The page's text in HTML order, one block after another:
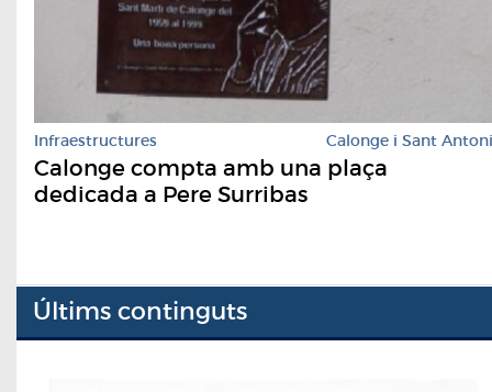
Infraestructures Calonge i Sant Antoni
Calonge compta amb una plaça
dedicada a Pere Surribas
Últims continguts